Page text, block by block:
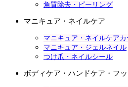
角質除去・ピーリング
マニキュア・ネイルケア
マニキュア・ネイルケア
マニキュア・ジェルネイル
つけ爪・ネイルシール
ボディケア・ハンドケア・フ